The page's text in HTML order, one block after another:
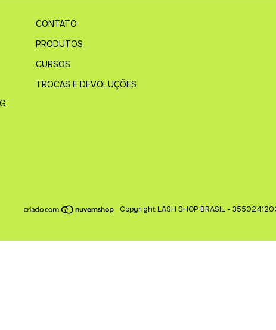
CONTATO
PRODUTOS
CURSOS
TROCAS E DEVOLUÇÕES
Copyright LASH SHOP BRASIL -